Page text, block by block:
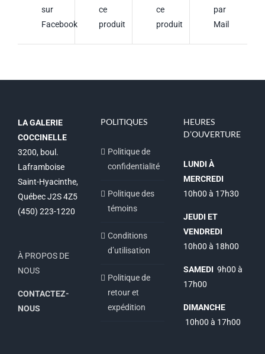
sur
Facebook
ce
produit
ce
produit
par
Mail
LA GALERIE
COCCINELLE
3200, boul.
Laframboise
Saint-Hyacinthe,
Québec J2S 4Z5
(450) 223-1220
À PROPOS DE
NOUS
CONTACTEZ-
NOUS
POLITIQUES
Politique de
confidentialité
Politique des
témoins
Conditions
d’utilisation
Politique de
retour et
expédition
HEURES
D’OUVERTURE
LUNDI À
MERCREDI
10h00 à 17h30
JEUDI ET
VENDREDI
10h00 à 18h00
SAMEDI 9h00 à
17h00
DIMANCHE
10h00 à 17h00